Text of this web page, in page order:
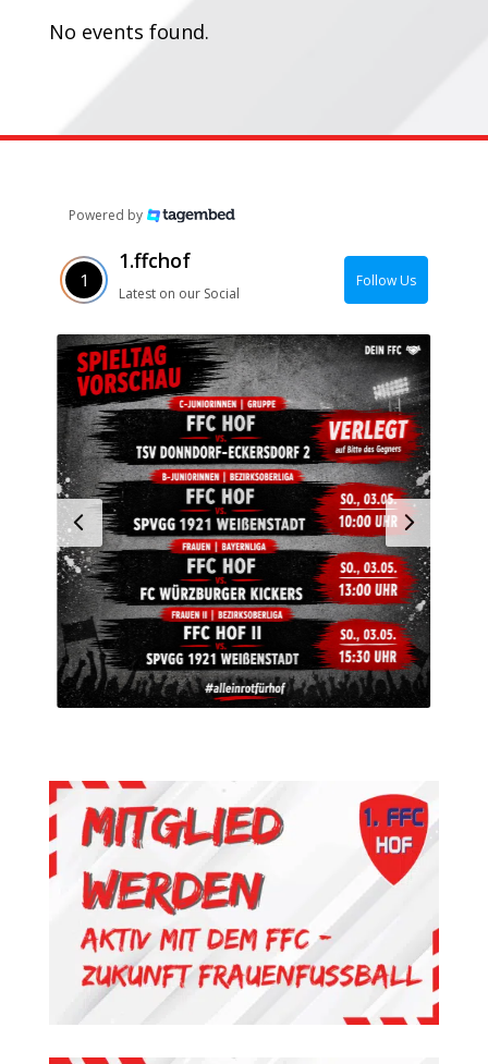
No events found.
Powered by
1.ffchof
Latest on our Social
Follow Us